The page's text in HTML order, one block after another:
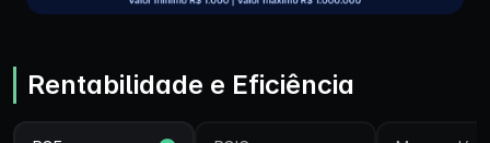
Rentabilidade e Eficiência